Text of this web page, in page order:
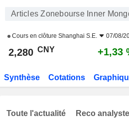
Articles Zonebourse Inner
Cours en clôture Shanghai S.E. 07/08/
2,280 CNY +1,33
Synthèse Cotations
Toute l'actualité Reco